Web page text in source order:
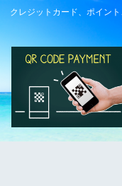
クレジットカード、ポイン